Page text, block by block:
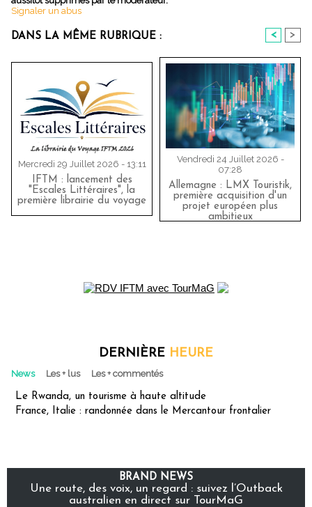
Signaler un abus
DANS LA MÊME RUBRIQUE : < >
Mercredi 29 Juillet 2026 - 13:11
IFTM : lancement des
"Escales Littéraires", la
première librairie du voyage
Vendredi 24 Juillet 2026 -
07:28
Allemagne : LMX Touristik,
première acquisition d'un
projet européen plus
ambitieux
DERNIÈRE HEURE
News Les + lus Les + commentés
Le Rwanda, un tourisme à haute altitude
France, Italie : randonnée dans le Mercantour frontalier
BRAND NEWS
Une route, des voix, un regard : suivez l’Outback
australien en direct sur TourMaG